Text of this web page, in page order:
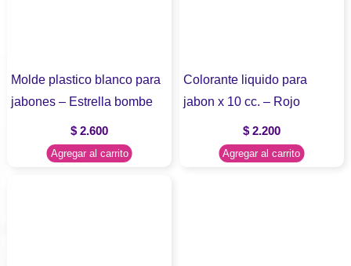
Molde plastico blanco para
jabones – Estrella bombe
$ 2.600
Agregar al carrito
Colorante liquido para
jabon x 10 cc. – Rojo
$2.200
Agregar al carrito